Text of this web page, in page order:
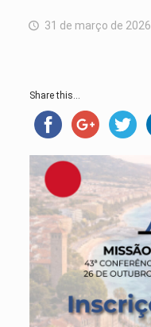
31 de março de 2026
Share this...